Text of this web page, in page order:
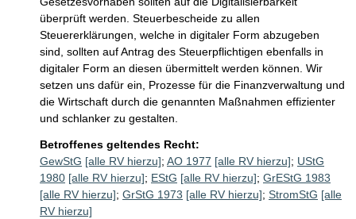
überprüft werden. Steuerbescheide zu allen
Steuererklärungen, welche in digitaler Form abzugeben
sind, sollten auf Antrag des Steuerpflichtigen ebenfalls in
digitaler Form an diesen übermittelt werden können. Wir
setzen uns dafür ein, Prozesse für die Finanzverwaltung und
die Wirtschaft durch die genannten Maßnahmen effizienter
und schlanker zu gestalten.
Betroffenes geltendes Recht:
GewStG [alle RV hierzu]; AO 1977 [alle RV hierzu]; UStG
1980 [alle RV hierzu]; EStG [alle RV hierzu]; GrEStG 1983
[alle RV hierzu]; GrStG 1973 [alle RV hierzu]; StromStG [alle
RV hierzu]